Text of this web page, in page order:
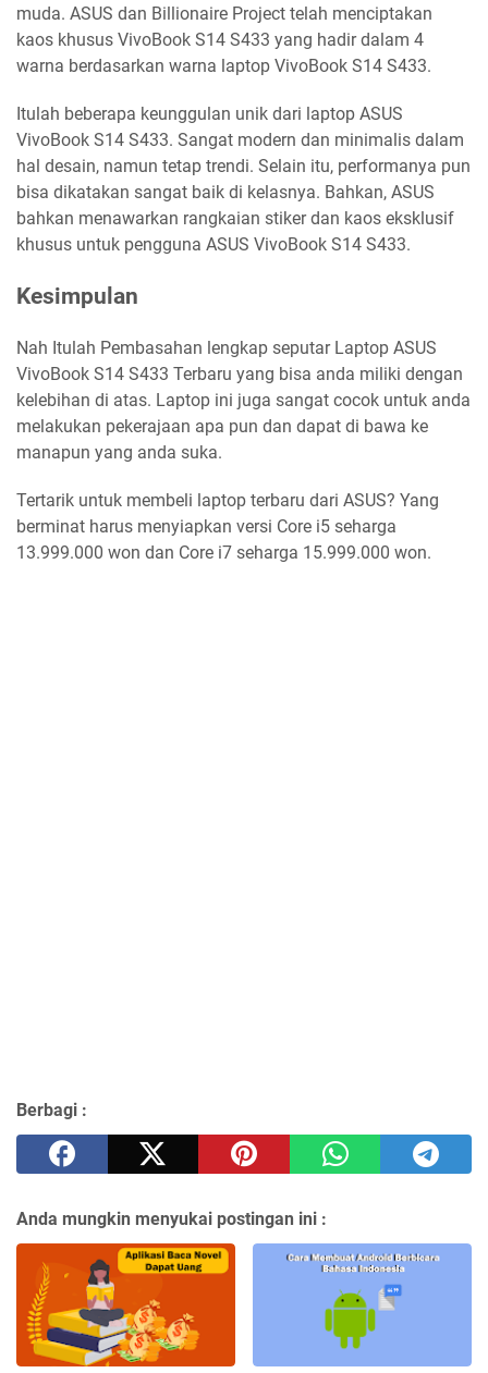
muda. ASUS dan Billionaire Project telah menciptakan
kaos khusus VivoBook S14 S433 yang hadir dalam 4
warna berdasarkan warna laptop VivoBook S14 S433.
Itulah beberapa keunggulan unik dari laptop ASUS
VivoBook S14 S433. Sangat modern dan minimalis dalam
hal desain, namun tetap trendi. Selain itu, performanya pun
bisa dikatakan sangat baik di kelasnya. Bahkan, ASUS
bahkan menawarkan rangkaian stiker dan kaos eksklusif
khusus untuk pengguna ASUS VivoBook S14 S433.
Kesimpulan
Nah Itulah Pembasahan lengkap seputar Laptop ASUS
VivoBook S14 S433 Terbaru yang bisa anda miliki dengan
kelebihan di atas. Laptop ini juga sangat cocok untuk anda
melakukan pekerajaan apa pun dan dapat di bawa ke
manapun yang anda suka.
Tertarik untuk membeli laptop terbaru dari ASUS? Yang
berminat harus menyiapkan versi Core i5 seharga
13.999.000 won dan Core i7 seharga 15.999.000 won.
Berbagi :
Anda mungkin menyukai postingan ini :